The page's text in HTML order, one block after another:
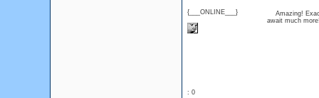
{___ONLINE___}
Amazing!
await much
: 0